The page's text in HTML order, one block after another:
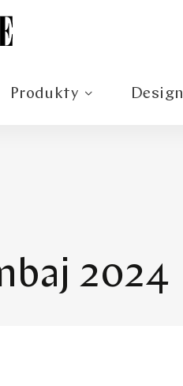
Produkty Design
2024